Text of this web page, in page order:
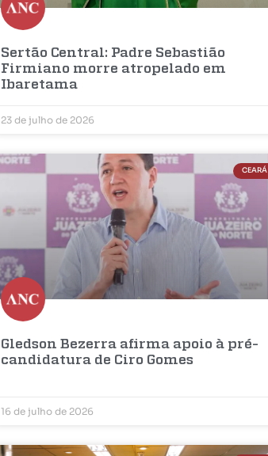
Sertão Central: Padre Sebastião
Firmiano morre atropelado em
Ibaretama
23 de julho de 2026
CEARÁ
Gledson Bezerra afirma apoio à pré-
candidatura de Ciro Gomes
16 de julho de 2026